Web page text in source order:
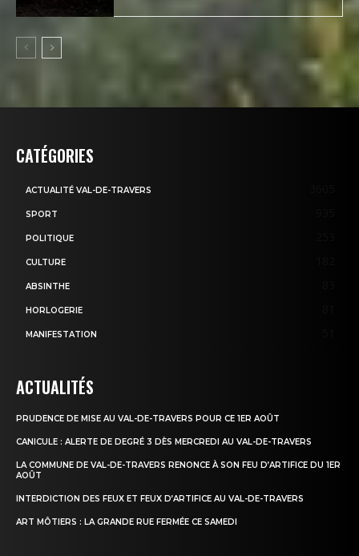
CATÉGORIES
ACTUALITÉ VAL-DE-TRAVERS
SPORT
POLITIQUE
CULTURE
ABSINTHE
HORLOGERIE
MANIFESTATION
ACTUALITÉS
PRUDENCE DE MISE AU VAL-DE-TRAVERS POUR CE 1ER AOÛT
CANICULE : ALERTE DE DEGRÉ 3 DÈS MERCREDI AU VAL-DE-TRAVERS
LA COMMUNE DE VAL-DE-TRAVERS RENONCE À SON FEU D’ARTIFICE DU 1ER
AOÛT
INTERDICTION DES FEUX ET FEUX D’ARTIFICE AU VAL-DE-TRAVERS
ART MÔTIERS : LA GRANDE RUE FERMÉE CE SAMEDI